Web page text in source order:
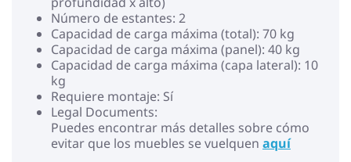
Número de estantes: 2
Capacidad de carga máxima (total): 70 kg
Capacidad de carga máxima (panel): 40 kg
Capacidad de carga máxima (capa lateral): 10
kg
Requiere montaje: Sí
Legal Documents:
Puedes encontrar más detalles sobre cómo
evitar que los muebles se vuelquen aquí